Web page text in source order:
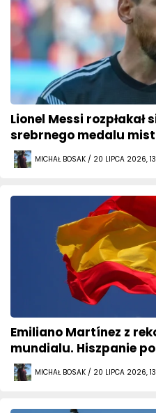
Lionel Messi rozpłakał
srebrnego medalu
MICHAŁ BOSAK / 20 LIPCA 2026,
Emiliano Martínez z
mundialu. Hiszpanie
MICHAŁ BOSAK / 20 LIPCA 2026,